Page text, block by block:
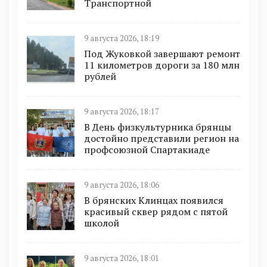
Транспортной
9 августа 2026, 18:19
Под Жуковкой завершают ремонт
11 километров дороги за 180 млн
рублей
9 августа 2026, 18:17
В День физкультурника брянцы
достойно представили регион на
профсоюзной Спартакиаде
9 августа 2026, 18:06
В брянских Клинцах появился
красивый сквер рядом с пятой
школой
9 августа 2026, 18:01